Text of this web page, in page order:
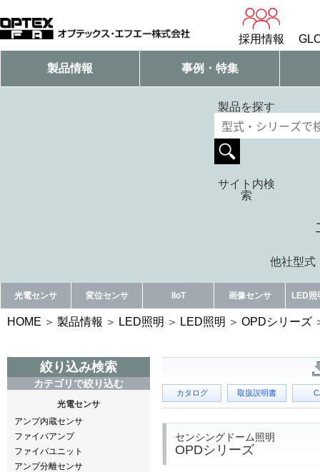
採用情報
製品情報 事例・特集
製品を探す
サイト内検
索
他社型式
光電センサ 変位センサ IIoT 画像センサ LED照
HOME 製品情報 LED照明 LED照明 OPDシリーズ
絞り込み検索
カテゴリで絞り込む
光電センサ
アンプ内蔵センサ
ファイバアンプ
ファイバユニット
アンプ分離センサ
カタログ 取扱説明書
センシングドーム照明
OPDシリーズ